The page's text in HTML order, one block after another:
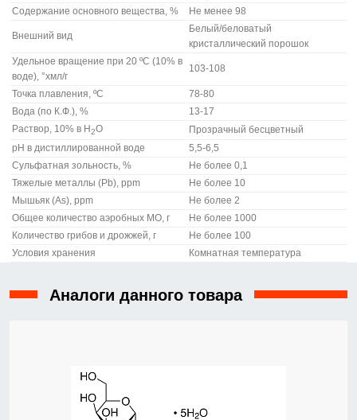
Содержание основного вещества, %
Не менее 98
Внешний вид
Белый/беловатый
кристаллический порошок
Удельное вращение при 20 ºС (10% в
воде), °хмл/г
103-108
Точка плавления, ºС
78-80
Вода (по К.Ф.), %
13-17
Раствор, 10% в Н2О
Прозрачный бесцветный
рН в дистиллированной воде
5,5-6,5
Сульфатная зольность, %
Не более 0,1
Тяжелые металлы (Pb), ppm
Не более 10
Мышьяк (As), ppm
Не более 2
Общее количество аэробных МО, г
Не более 1000
Количество грибов и дрожжей, г
Не более 100
Условия хранения
Комнатная температура
Аналоги данного товара